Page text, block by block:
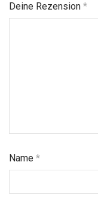
Deine Rezension *
Name *